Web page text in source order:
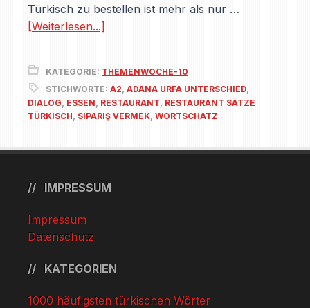
Türkisch zu bestellen ist mehr als nur …
[Weiterlesen...]
KATEGORIE: THEMENWOCHE-10
STICHWORTE: A2, ADANA URFA UNTERSCHIED,
DIALOG, ESSEN, RESTAURANT, RESTAURANT SÄTZE
TÜRKISCH, SIPARIŞ VERMEK, WORTSCHATZ
IMPRESSUM
Impressum
Datenschutz
KATEGORIEN
1000 häufigsten türkischen Wörter